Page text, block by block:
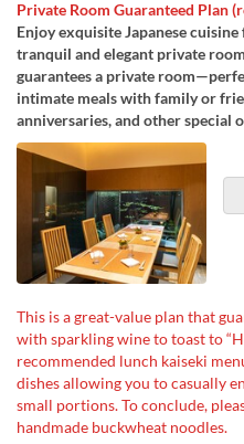
Private Room Guaranteed Plan
Enjoy exquisite Japanese
tranquil and elegant private
guarantees a private
intimate meals with family or
anniversaries, and other special
This is a great-value plan that
with sparkling wine to toast to
recommended lunch kaiseki
dishes allowing you to casually
small portions. To conclude,
handmade buckwheat noodles.